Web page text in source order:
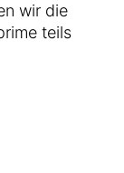
wir die
teils